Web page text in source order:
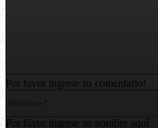
Por favor ingrese su comentario!
Por favor ingrese su nombre aquí